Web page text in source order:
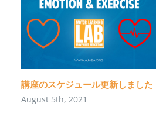
講座のスケジュール更新しました
August 5th, 2021